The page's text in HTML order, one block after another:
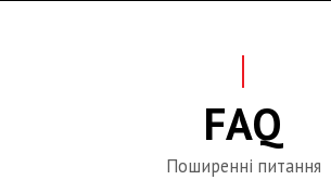
FAQ
Поширенні питання